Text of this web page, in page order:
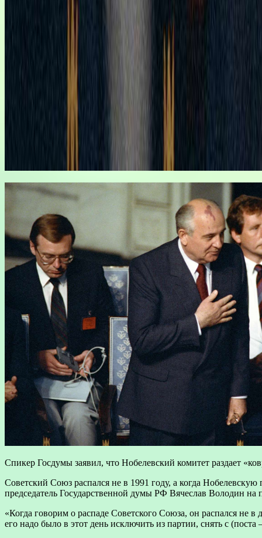
Спикер Госдумы заявил, что Нобелевский комитет раздает
Советский Союз распался не в 1991 году, а когда
председатель Государственной думы РФ Вячеслав Володин на
«Когда говорим о распаде Советского Союза, он распался не
его надо было в этот день исключить из партии, снять с (поста